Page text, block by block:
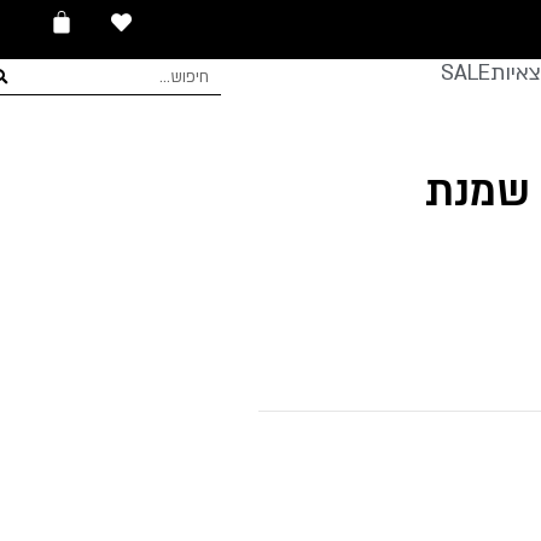
0
עגלת
SALE חיפוש
שמנת